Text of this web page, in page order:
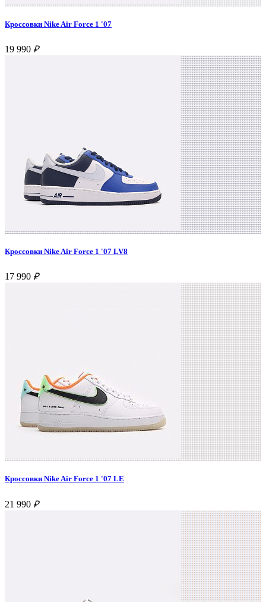
Кроссовки Nike Air Force 1 '07
19 990 ₽
Кроссовки Nike Air Force 1 '07 LV8
17 990 ₽
Кроссовки Nike Air Force 1 '07 LE
21 990 ₽